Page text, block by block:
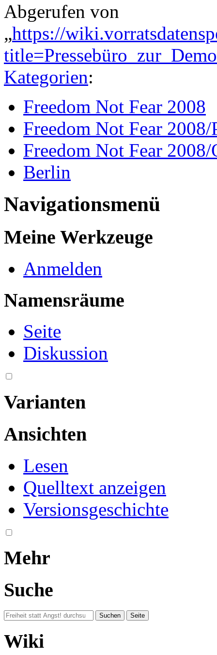
Abgerufen von
„https://
Kategorien:
Freedom Not Fear 2008
Freedom Not Fear 2008/
Freedom Not Fear
Berlin
Navigationsmenü
Meine Werkzeuge
Anmelden
Namensräume
Seite
Diskussion
Varianten
Ansichten
Lesen
Quelltext anzeigen
Versionsgeschichte
Mehr
Suche
Wiki